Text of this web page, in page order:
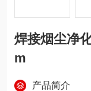
焊接烟尘净
m
产品简介